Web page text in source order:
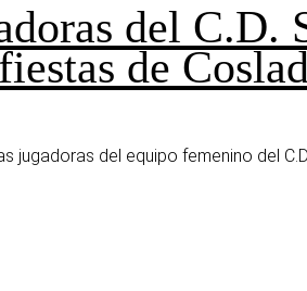
del C.D.
de
jugadoras del equipo femenino del